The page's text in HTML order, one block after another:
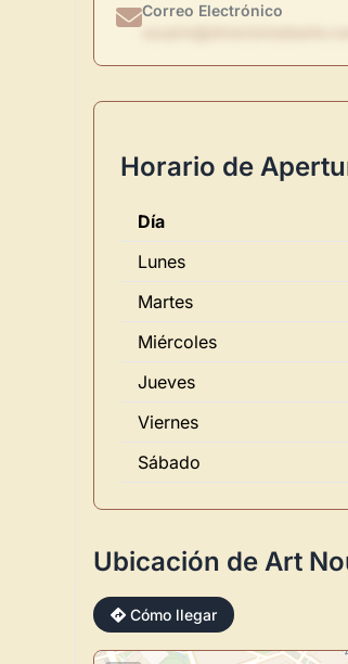
Correo Electrónico
Horario de
Día
Lunes
Martes
Miércoles
Jueves
Viernes
Sábado
Ubicación de Art
Cómo llegar